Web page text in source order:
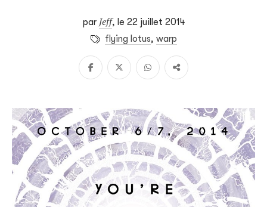
par Jeff, le 22 juillet 2014
flying lotus, warp